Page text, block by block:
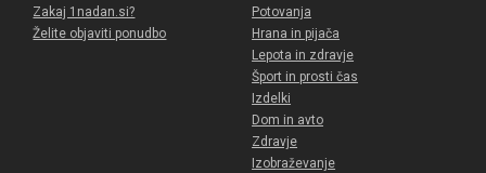
Zakaj 1nadan.si?
Želite objaviti ponudbo
Potovanja
Hrana in pijača
Lepota in zdravje
Šport in prosti čas
Izdelki
Dom in avto
Zdravje
Izobraževanje